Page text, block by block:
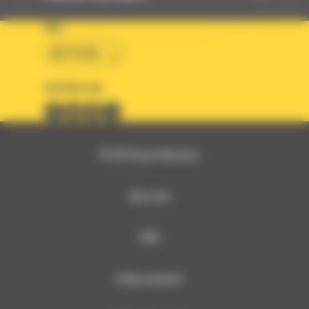
KRAJ